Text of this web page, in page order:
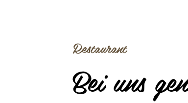
Restaurant
Bei uns